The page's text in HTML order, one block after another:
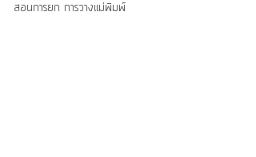
สอนการยก การวางแม่พิมพ์